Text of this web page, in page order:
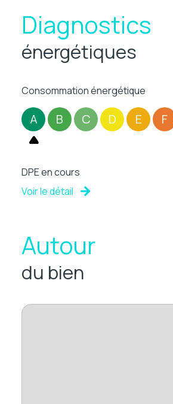
Diagnostics
énergétiques
Consommation énergétique
A B C D E F
DPE en cours
Voir le détail
Autour
du bien